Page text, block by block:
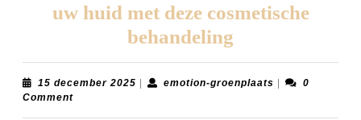
uw huid met deze cosmetische
behandeling
over
Peeling
15 december 2025 15
| emotion-groenplaatsemotion-
|
0
Comment